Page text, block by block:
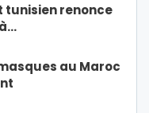
tunisien renonce
au Maroc